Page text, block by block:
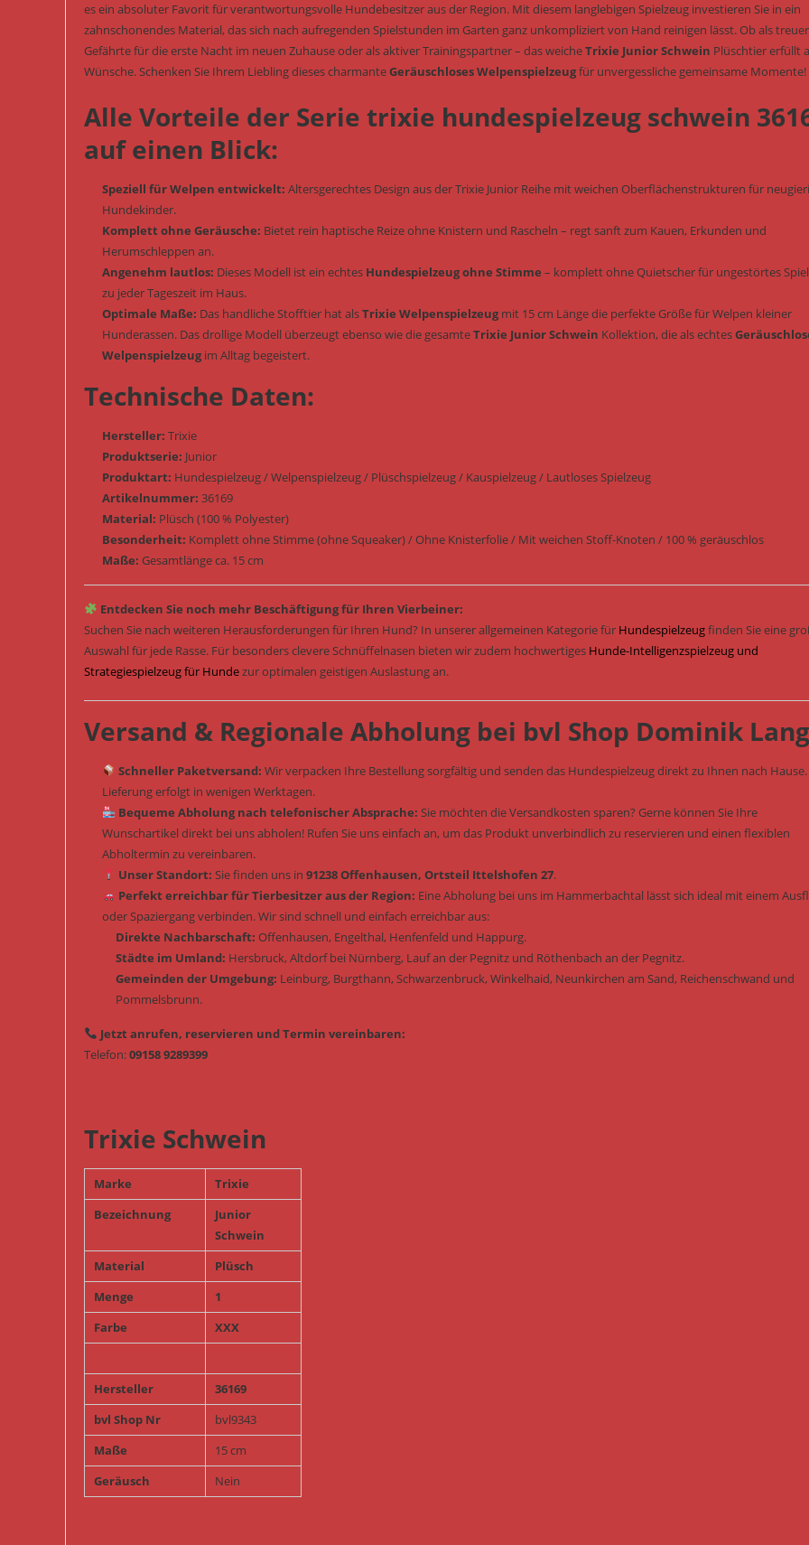
es ein absoluter Favorit für verantwortungsvolle Hundebesitzer aus der Region. Mit diesem langlebigen Spielzeug investieren Sie in ein
zahnschonendes Material, das sich nach aufregenden Spielstunden im Garten ganz unkompliziert von Hand reinigen lässt. Ob als treuer
Gefährte für die erste Nacht im neuen Zuhause oder als aktiver Trainingspartner – das weicheTrixie Junior Schwein Plüschtier erfüllt
Wünsche. Schenken Sie Ihrem Liebling dieses charmanteGeräuschloses Welpenspielzeugfür unvergessliche gemeinsame Momente!
Alle Vorteile der Serie trixie hundespielzeug schwein
auf einen Blick:
Speziell für Welpen entwickelt: Altersgerechtes Design aus der Trixie Junior Reihe mit weichen Oberflächenstrukturen für
Hundekinder.
Komplett ohne Geräusche: Bietet rein haptische Reize ohne Knistern und Rascheln – regt sanft zum Kauen, Erkunden und
Herumschleppen an.
Angenehm lautlos: Dieses Modell ist ein echtes Hundespielzeug ohne Stimme – komplett ohne Quietscher für ungestörtes
zu jeder Tageszeit im Haus.
Optimale Maße: Das handliche Stofftier hat alsTrixie Welpenspielzeugmit 15 cm Länge die perfekte Größe für Welpen kleiner
Hunderassen. Das drollige Modell überzeugt ebenso wie die gesamteTrixie Junior Schwein Kollektion, die als echtes
Welpenspielzeugim Alltag begeistert.
Technische Daten:
Hersteller: Trixie
Produktserie: Junior
Produktart: Hundespielzeug / Welpenspielzeug / Plüschspielzeug / Kauspielzeug / Lautloses Spielzeug
Artikelnummer: 36169
Material: Plüsch (100 % Polyester)
Besonderheit: Komplett ohne Stimme (ohne Squeaker) / Ohne Knisterfolie / Mit weichen Stoff-Knoten / 100 % geräuschlos
Maße: Gesamtlänge ca. 15 cm
Entdecken Sie noch mehr Beschäftigung für Ihren Vierbeiner:
Suchen Sie nach weiteren Herausforderungen für Ihren Hund? In unserer allgemeinen Kategorie für Hundespielzeugfinden Sie eine
Auswahl für jede Rasse. Für besonders clevere Schnüffelnasen bieten wir zudem hochwertiges Hunde-Intelligenzspielzeug und
Strategiespielzeug für Hundezur optimalen geistigen Auslastung an.
Versand & Regionale Abholung bei bvl Shop Dominik Lang
Schneller Paketversand: Wir verpacken Ihre Bestellung sorgfältig und senden das Hundespielzeug direkt zu Ihnen nach Hause.
Lieferung erfolgt in wenigen Werktagen.
Bequeme Abholung nach telefonischer Absprache: Sie möchten die Versandkosten sparen? Gerne können Sie Ihre
Wunschartikel direkt bei uns abholen! Rufen Sie uns einfach an, um das Produkt unverbindlich zu reservieren und einen flexiblen
Abholtermin zu vereinbaren.
Unser Standort: Sie finden uns in 91238 Offenhausen, Ortsteil Ittelshofen 27.
Perfekt erreichbar für Tierbesitzer aus der Region: Eine Abholung bei uns im Hammerbachtal lässt sich ideal mit einem
oder Spaziergang verbinden. Wir sind schnell und einfach erreichbar aus:
Direkte Nachbarschaft: Offenhausen, Engelthal, Henfenfeld und Happurg.
Städte im Umland: Hersbruck, Altdorf bei Nürnberg, Lauf an der Pegnitz und Röthenbach an der Pegnitz.
Gemeinden der Umgebung: Leinburg, Burgthann, Schwarzenbruck, Winkelhaid, Neunkirchen am Sand, Reichenschwand und
Pommelsbrunn.
Jetzt anrufen, reservieren und Termin vereinbaren:
Telefon:09158 9289399
Trixie Schwein
Marke
Trixie
Bezeichnung
Junior
Schwein
Material
Plüsch
Menge
1
Farbe
XXX
Hersteller
36169
bvl Shop Nr
bvl9343
Maße
15 cm
Geräusch
Nein